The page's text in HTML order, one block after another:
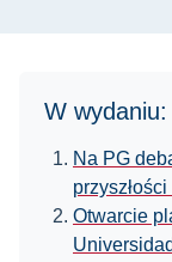
W wydaniu:
Na PG
Otwarcie